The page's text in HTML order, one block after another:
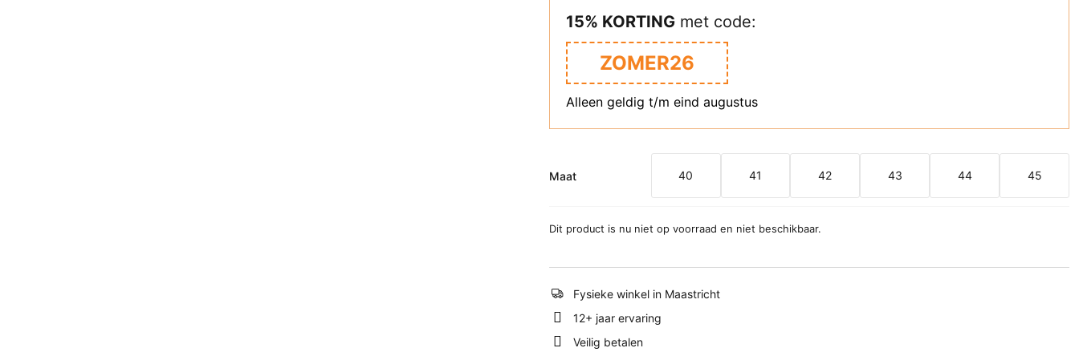
15% KORTING met code:
ZOMER26
Alleen geldig t/m eind augustus
Maat 40 41 42 43 44 45
Dit product is nu niet op voorraad en niet beschikbaar.
Fysieke winkel in Maastricht
12+ jaar ervaring
Veilig betalen